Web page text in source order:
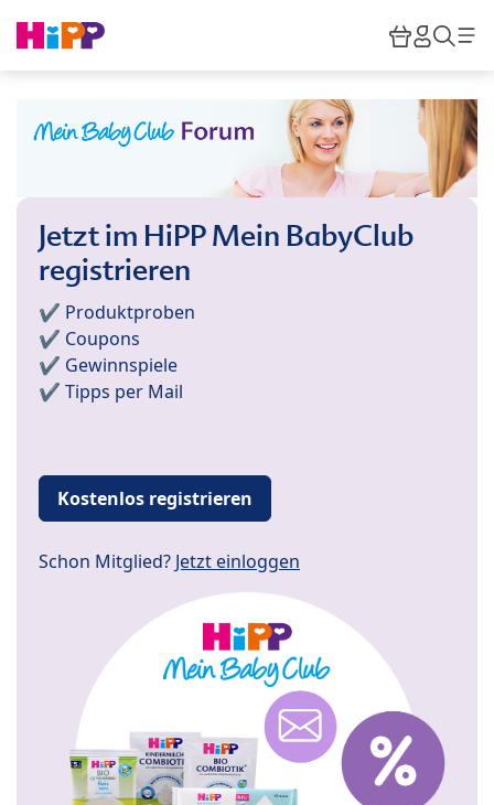
HiPP
Jetzt im HiPP Mein BabyClub
registrieren
✔️ Produktproben
✔️ Coupons
✔️ Gewinnspiele
✔️ Tipps per Mail
Kostenlos registrieren
Schon Mitglied? Jetzt einloggen